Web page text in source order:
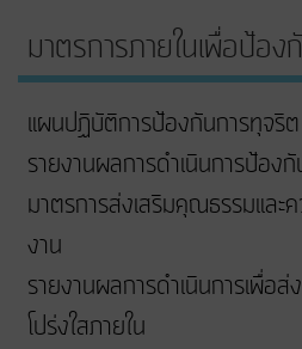
มาตรการภายในเพื่อป้อ
แผนปฏิบัติการป้องกันการทุจริต
รายงานผลการดำเนินการป้อง
มาตรการส่งเสริมคุณธรรมและ
งาน
รายงานผลการดำเนินการเพื่อ
โปร่งใสภายใน